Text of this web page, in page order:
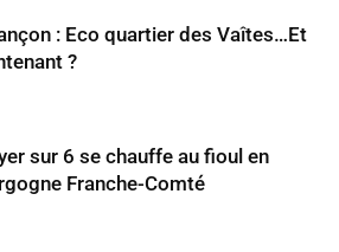
: Eco quartier des Vaîtes…Et
?
sur 6 se chauffe au fioul en
Franche-Comté